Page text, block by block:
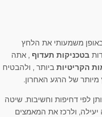
משמעותי את הלחץ
בטכניקות תעדוף , אתה
הקריטיות ביותר , ולהבטיח
של הרגע האחרון.
לפי דחיפות וחשיבות. שיטה
ולרכז את המאמצים